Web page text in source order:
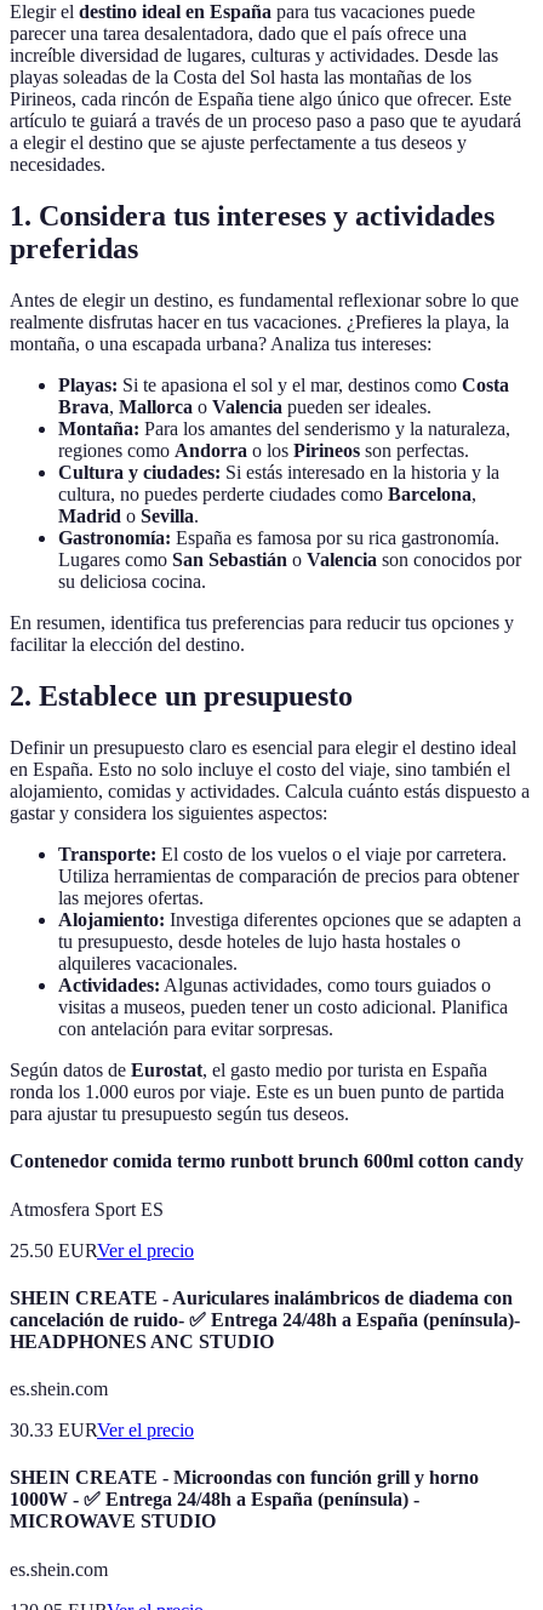
Elegir el destino ideal en España para tus vacaciones puede
parecer una tarea desalentadora, dado que el país ofrece una
increíble diversidad de lugares, culturas y actividades. Desde las
playas soleadas de la Costa del Sol hasta las montañas de los
Pirineos, cada rincón de España tiene algo único que ofrecer. Este
artículo te guiará a través de un proceso paso a paso que te ayudará
a elegir el destino que se ajuste perfectamente a tus deseos y
necesidades.
1. Considera tus intereses y actividades
preferidas
Antes de elegir un destino, es fundamental reflexionar sobre lo que
realmente disfrutas hacer en tus vacaciones. ¿Prefieres la playa, la
montaña, o una escapada urbana? Analiza tus intereses:
Playas: Si te apasiona el sol y el mar, destinos como Costa
Brava, Mallorca o Valencia pueden ser ideales.
Montaña: Para los amantes del senderismo y la naturaleza,
regiones como Andorra o los Pirineos son perfectas.
Cultura y ciudades: Si estás interesado en la historia y la
cultura, no puedes perderte ciudades como Barcelona,
Madrid o Sevilla.
Gastronomía: España es famosa por su rica gastronomía.
Lugares como San Sebastián o Valencia son conocidos por
su deliciosa cocina.
En resumen, identifica tus preferencias para reducir tus opciones y
facilitar la elección del destino.
2. Establece un presupuesto
Definir un presupuesto claro es esencial para elegir el destino ideal
en España. Esto no solo incluye el costo del viaje, sino también el
alojamiento, comidas y actividades. Calcula cuánto estás dispuesto a
gastar y considera los siguientes aspectos:
Transporte: El costo de los vuelos o el viaje por carretera.
Utiliza herramientas de comparación de precios para obtener
las mejores ofertas.
Alojamiento: Investiga diferentes opciones que se adapten a
tu presupuesto, desde hoteles de lujo hasta hostales o
alquileres vacacionales.
Actividades: Algunas actividades, como tours guiados o
visitas a museos, pueden tener un costo adicional. Planifica
con antelación para evitar sorpresas.
Según datos de Eurostat, el gasto medio por turista en España
ronda los 1.000 euros por viaje. Este es un buen punto de partida
para ajustar tu presupuesto según tus deseos.
Contenedor comida termo runbott brunch 600ml cotton candy
Atmosfera Sport ES
25.50 EURVer el precio
SHEIN CREATE - Auriculares inalámbricos de diadema con
cancelación de ruido- ✅ Entrega 24/48h a España (península)-
HEADPHONES ANC STUDIO
es.shein.com
30.33 EURVer el precio
SHEIN CREATE - Microondas con función grill y horno
1000W - ✅ Entrega 24/48h a España (península) -
MICROWAVE STUDIO
es.shein.com